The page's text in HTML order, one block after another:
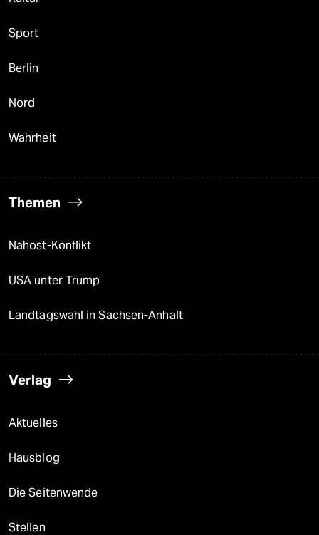
Sport
Berlin
Nord
Wahrheit
Themen
Nahost-Konflikt
USA unter Trump
Landtagswahl in Sachsen-Anhalt
Verlag
Aktuelles
Hausblog
Die Seitenwende
Stellen